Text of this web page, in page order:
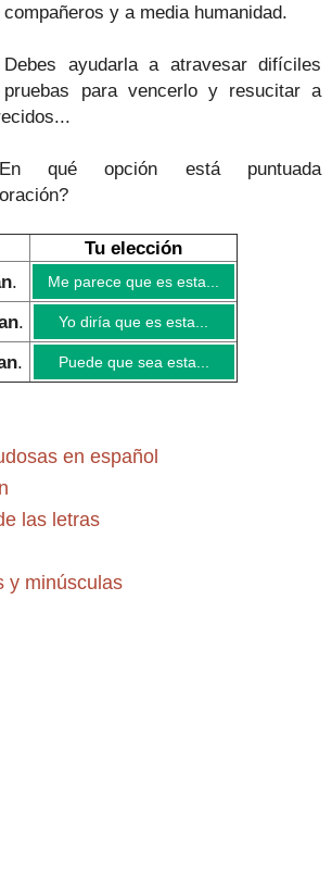
compañeros y a media humanidad.
Debes ayudarla a atravesar difíciles
pruebas para vencerlo y resucitar a
qué opción está puntuada
?
Tu elección
. Me parece que es esta...
. Yo diría que es esta...
. Puede que sea esta...
en español
las letras
y minúsculas